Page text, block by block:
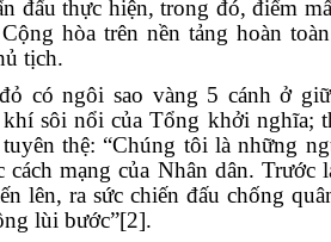
đấu thực hiện, trong đó, điểm
hòa trên nền tảng hoàn
tịch.
có ngôi sao vàng 5 cánh ở
sôi nổi của Tổng khởi nghĩa;
thệ: “Chúng tôi là những
mạng của Nhân dân.
lên, ra sức chiến đấu chống
lùi bước”[2].